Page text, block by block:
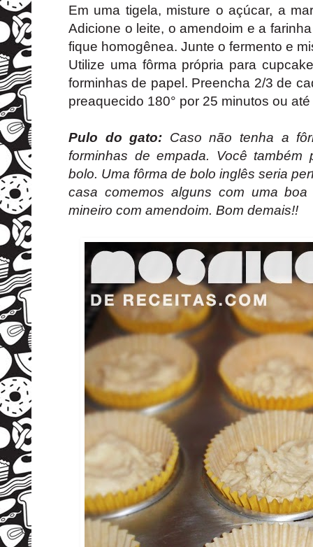
Em uma tigela, misture o açúcar, a
Adicione o leite, o amendoim e a
fique homogênea. Junte o fermento e
Utilize uma fôrma própria para
forminhas de papel. Preencha 2/3 de
preaquecido 180° por 25 minutos ou até
Pulo do gato: Caso não tenha a
forminhas de empada. Você
bolo. Uma fôrma de bolo inglês seria
casa comemos alguns com uma
mineiro com amendoim. Bom demais!!